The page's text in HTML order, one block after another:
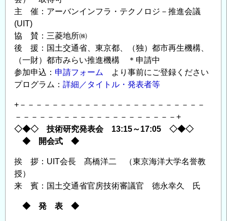
主 催：アーバンインフラ・テクノロジ－推進会議
(UIT)
協 賛：三菱地所㈱
後 援：国土交通省、東京都、（独）都市再生機構、
（一財）都市みらい推進機構 ＊申請中
参加申込： 申請フォーム
より事前にご登録ください
プログラム： 詳細／タイトル・発表者等
+－－－－－－－－－－－－－－－－－－－－－－－
－－－－－－－－－－－－－－－－－－－－+
◇◆◇ 技術研究発表会 13:15～17:05 ◇◆◇
◆ 開会式 ◆
挨 拶：UIT会長 髙橋洋二 （東京海洋大学名誉教
授）
来 賓：国土交通省官房技術審議官 徳永幸久 氏
◆ 発 表 ◆